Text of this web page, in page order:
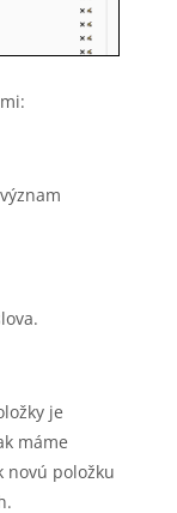
je
máme
novú položku